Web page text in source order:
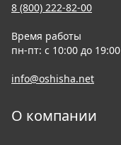
8 (800) 222-82-00
Время работы
пн-пт: с 10:00 до 19:00
info@oshisha.net
О компании